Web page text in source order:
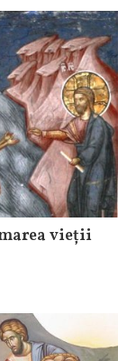
vieții